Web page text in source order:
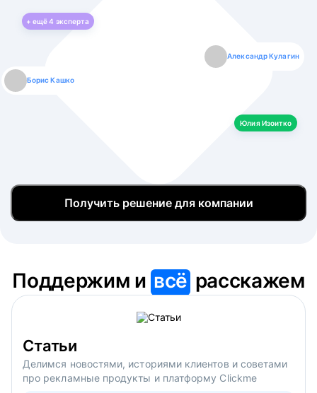
+ ещё4 эксперта
Борис Кашко
Александр Кулагин
Юлия Изоитко
Юлия Изоитко
Даниил Макаров
Александр Кулагин
Екатерина Лазаренко
Даниил Макаров
Борис Кашко
Екатерина Лазаренко
Юлия Изоитко
Получить решение для компании
Поддержим ивсё расскажем
Статьи
Делимся новостями, историями клиентов и советами
про рекламные продукты и платформу Clickme